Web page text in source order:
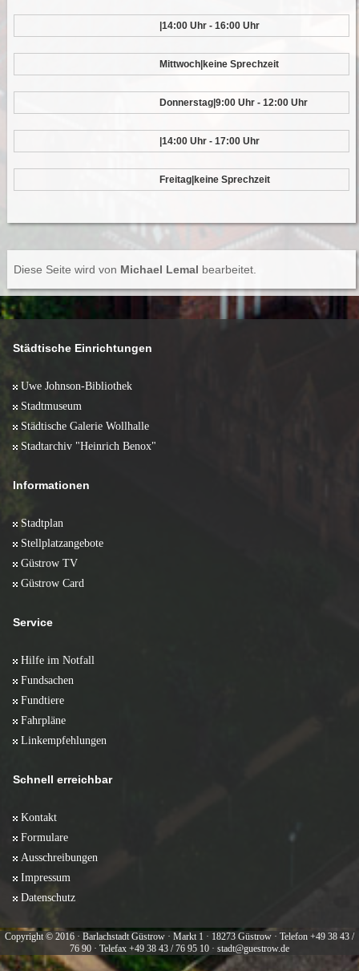
|14:00 Uhr - 16:00 Uhr
Mittwoch|keine Sprechzeit
Donnerstag|9:00 Uhr - 12:00 Uhr
|14:00 Uhr - 17:00 Uhr
Freitag|keine Sprechzeit
Diese Seite wird von Michael Lemal bearbeitet.
Städtische Einrichtungen
Uwe Johnson-Bibliothek
Stadtmuseum
Städtische Galerie Wollhalle
Stadtarchiv "Heinrich Benox"
Informationen
Stadtplan
Stellplatzangebote
Güstrow TV
Güstrow Card
Service
Hilfe im Notfall
Fundsachen
Fundtiere
Fahrpläne
Linkempfehlungen
Schnell erreichbar
Kontakt
Formulare
Ausschreibungen
Impressum
Datenschutz
Copyright © 2016 · Barlachstadt Güstrow · Markt 1 · 18273 Güstrow · Telefon +49 38 43 /
76 90 · Telefax +49 38 43 / 76 95 10 · stadt@guestrow.de